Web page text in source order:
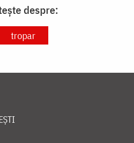
despre:
tropar